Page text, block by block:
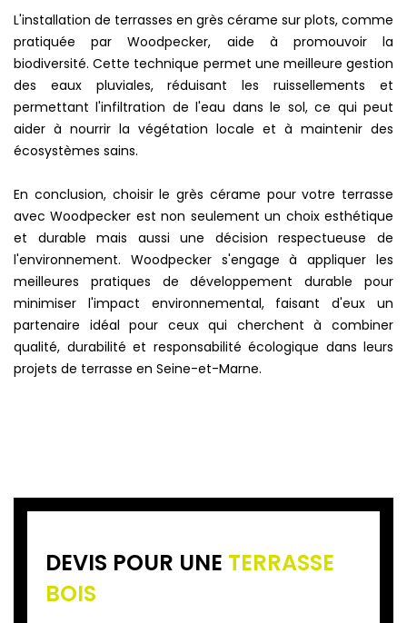
L'installation de terrasses en grès cérame sur plots, comme
pratiquée par Woodpecker, aide à promouvoir la
biodiversité. Cette technique permet une meilleure gestion
des eaux pluviales, réduisant les ruissellements et
permettant l'infiltration de l'eau dans le sol, ce qui peut
aider à nourrir la végétation locale et à maintenir des
écosystèmes sains.
En conclusion, choisir le grès cérame pour votre terrasse
avec Woodpecker est non seulement un choix esthétique
et durable mais aussi une décision respectueuse de
l'environnement. Woodpecker s'engage à appliquer les
meilleures pratiques de développement durable pour
minimiser l'impact environnemental, faisant d'eux un
partenaire idéal pour ceux qui cherchent à combiner
qualité, durabilité et responsabilité écologique dans leurs
projets de terrasse en Seine-et-Marne.
DEVIS POUR UNE TERRASSE
BOIS